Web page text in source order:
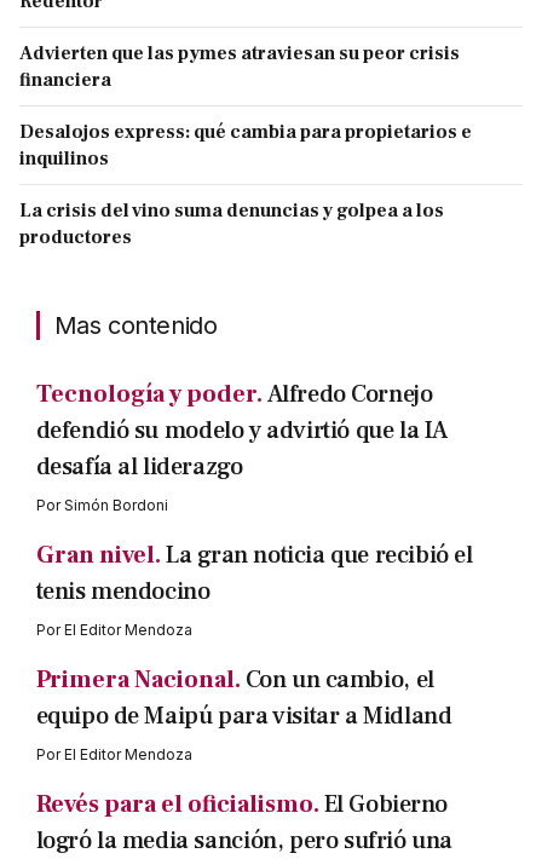
Advierten que las pymes atraviesan su peor crisis
financiera
Desalojos express: qué cambia para propietarios e
inquilinos
La crisis del vino suma denuncias y golpea a los
productores
Mas contenido
Tecnología y poder.Alfredo Cornejo
defendió su modelo y advirtió que la IA
desafía al liderazgo
PorSimón Bordoni
Gran nivel.La gran noticia que recibió el
tenis mendocino
PorEl Editor Mendoza
Primera Nacional. Con un cambio, el
equipo de Maipú para visitar a Midland
PorEl Editor Mendoza
Revés para el oficialismo.El Gobierno
logró la media sanción, pero sufrió una